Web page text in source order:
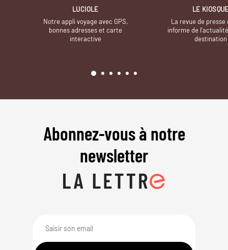
LUCIOLE
Notre appli voyage avec GPS,
bonnes adresses et carte
interactive
LE
La revue de presse
informe de
destination
Abonnez-vous à notre
newsletter